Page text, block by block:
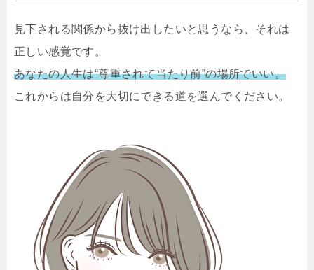
見下される関係から抜け出したいと思うなら、それは
正しい感覚です。
あなたの人生は“尊重されて当たり前”の場所でいい。
これからは自分を大切にできる道を選んでください。